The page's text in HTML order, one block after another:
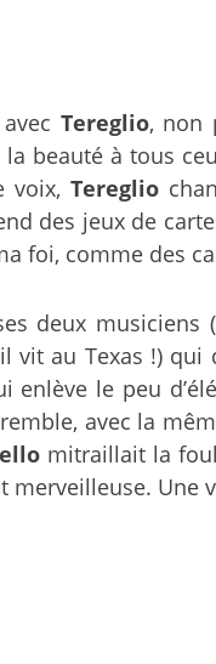
Tereglio, non
la beauté à tous
voix,Tereglio
des jeux de
foi, comme des
deux musiciens
vit au Texas !) qui
le peu
avec la
mitraillait la
merveilleuse. Une